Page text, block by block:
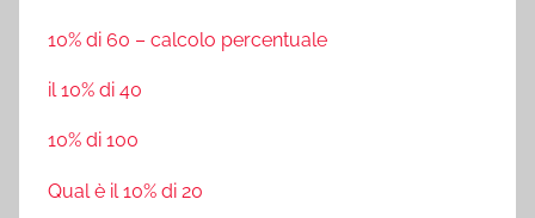
10% di 60 – calcolo percentuale
il 10% di 40
10% di 100
Qual è il 10% di 20